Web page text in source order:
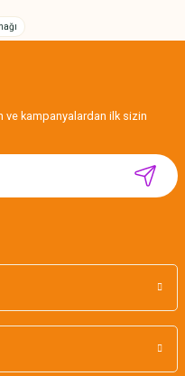
/ 12'Lİ
ve kampanyalardan ilk sizin